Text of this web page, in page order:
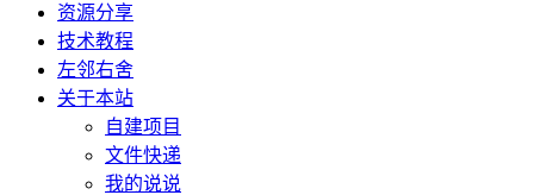
资源分享
技术教程
左邻右舍
关于本站
自建项目
文件快递
我的说说